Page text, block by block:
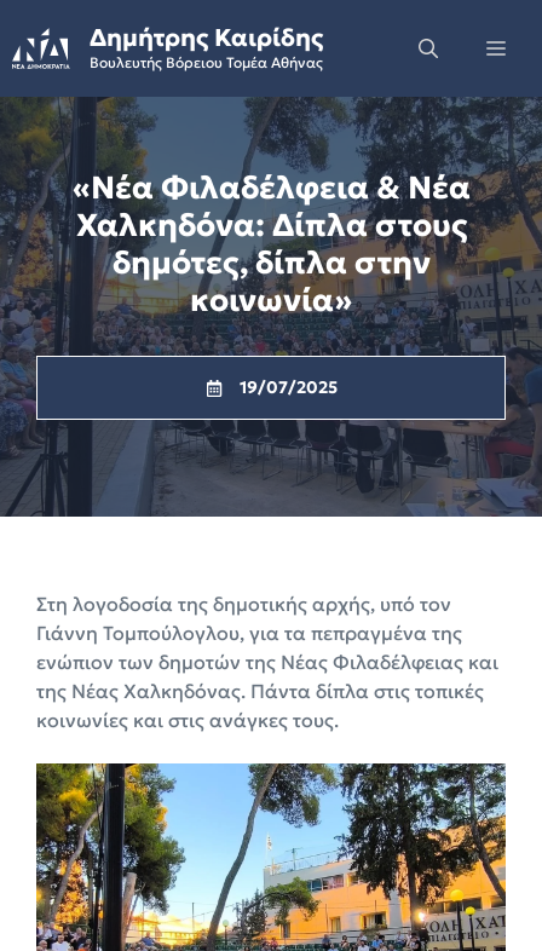
to
content
Δημήτρης Καιρίδης
Βουλευτής Βόρειου Τομέα Αθήνας
«Νέα Φιλαδέλφεια & Νέα
Χαλκηδόνα: Δίπλα στους
δημότες, δίπλα στην
κοινωνία»
19/07/2025
Στη λογοδοσία της δημοτικής αρχής, υπό τον
Γιάννη Τομπούλογλου, για τα πεπραγμένα της
ενώπιον των δημοτών της Νέας Φιλαδέλφειας και
της Νέας Χαλκηδόνας. Πάντα δίπλα στις τοπικές
κοινωνίες και στις ανάγκες τους.